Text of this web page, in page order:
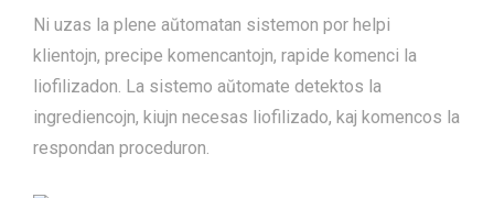
Ni uzas la plene aŭtomatan sistemon por helpi
klientojn, precipe komencantojn, rapide komenci la
liofilizadon. La sistemo aŭtomate detektos la
ingrediencojn, kiujn necesas liofilizado, kaj komencos la
respondan proceduron.